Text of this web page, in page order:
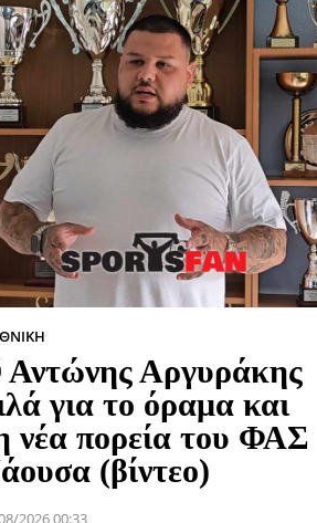
Αργυράκης
για το όραμα και
νέα πορεία του ΦΑΣ
(βίντεο)